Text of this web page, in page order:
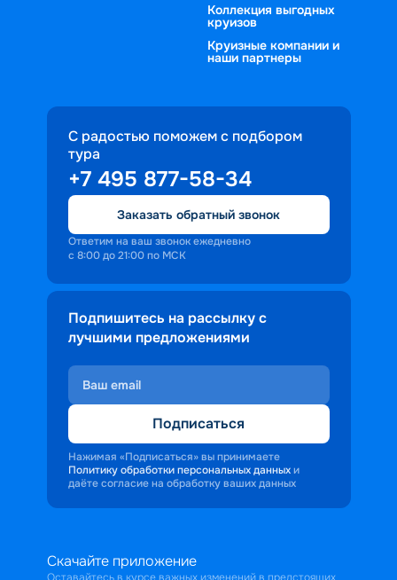
Коллекция выгодных
круизов
Круизные компании и
наши партнеры
С радостью поможем с подбором
тура
+7 495 877-58-34
Заказать обратный звонок
Ответим на ваш звонок ежедневно
с 8:00 до 21:00 по МСК
Подпишитесь на рассылку с
лучшими предложениями
Подписаться
Нажимая «Подписаться» вы принимаете
Политику обработки персональных данных и
даёте согласие на обработку ваших данных
Скачайте приложение
Оставайтесь в курсе важных изменений в предстоящих